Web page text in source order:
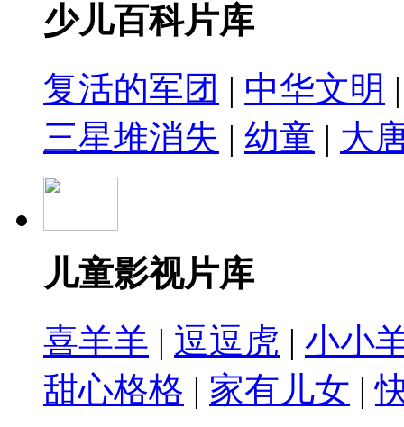
少儿百科片库
复活的军团 | 中华文明
三星堆消失 | 幼童 | 大
儿童影视片库
喜羊羊 | 逗逗虎 | 小小
甜心格格 | 家有儿女 |